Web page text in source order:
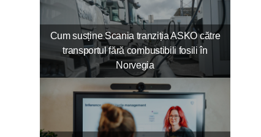
Cum susține Scania tranziția ASKO către
transportul fără combustibili fosili în
Norvegia